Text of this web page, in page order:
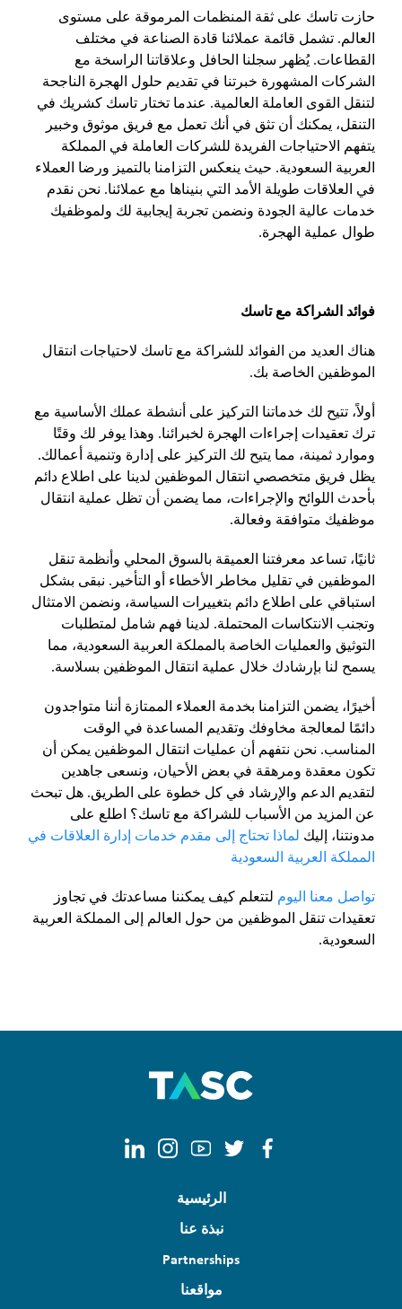
حازت تاسك على ثقة المنظمات المرموقة على مستوى
العالم. تشمل قائمة عملائنا قادة الصناعة في مختلف
القطاعات. يُظهر سجلنا الحافل وعلاقاتنا الراسخة مع
الشركات المشهورة خبرتنا في تقديم حلول الهجرة الناجحة
لتنقل القوى العاملة العالمية. عندما تختار تاسك كشريك في
التنقل، يمكنك أن تثق في أنك تعمل مع فريق موثوق وخبير
يتفهم الاحتياجات الفريدة للشركات العاملة في المملكة
العربية السعودية. حيث ينعكس التزامنا بالتميز ورضا العملاء
في العلاقات طويلة الأمد التي بنيناها مع عملائنا. نحن نقدم
خدمات عالية الجودة ونضمن تجربة إيجابية لك ولموظفيك
طوال عملية الهجرة.
فوائد الشراكة مع تاسك
هناك العديد من الفوائد للشراكة مع تاسك لاحتياجات انتقال
الموظفين الخاصة بك.
أولاً، تتيح لك خدماتنا التركيز على أنشطة عملك الأساسية مع
ترك تعقيدات إجراءات الهجرة لخبرائنا. وهذا يوفر لك وقتًا
وموارد ثمينة، مما يتيح لك التركيز على إدارة وتنمية أعمالك.
يظل فريق متخصصي انتقال الموظفين لدينا على اطلاع دائم
بأحدث اللوائح والإجراءات، مما يضمن أن تظل عملية انتقال
موظفيك متوافقة وفعالة.
ثانيًا، تساعد معرفتنا العميقة بالسوق المحلي وأنظمة تنقل
الموظفين في تقليل مخاطر الأخطاء أو التأخير. نبقى بشكل
استباقي على اطلاع دائم بتغييرات السياسة، ونضمن الامتثال
وتجنب الانتكاسات المحتملة. لدينا فهم شامل لمتطلبات
التوثيق والعمليات الخاصة بالمملكة العربية السعودية، مما
يسمح لنا بإرشادك خلال عملية انتقال الموظفين بسلاسة.
أخيرًا، يضمن التزامنا بخدمة العملاء الممتازة أننا متواجدون
دائمًا لمعالجة مخاوفك وتقديم المساعدة في الوقت
المناسب. نحن نتفهم أن عمليات انتقال الموظفين يمكن أن
تكون معقدة ومرهقة في بعض الأحيان، ونسعى جاهدين
لتقديم الدعم والإرشاد في كل خطوة على الطريق. هل تبحث
عن المزيد من الأسباب للشراكة مع تاسك؟ اطلع على
مدونتنا، إليك لماذا تحتاج إلى مقدم خدمات إدارة العلاقات في
المملكة العربية السعودية
تواصل معنا اليوم لتتعلم كيف يمكننا مساعدتك في تجاوز
تعقيدات تنقل الموظفين من حول العالم إلى المملكة العربية
السعودية.
الرئيسية
نبذة عنا
Partnerships
مواقعنا